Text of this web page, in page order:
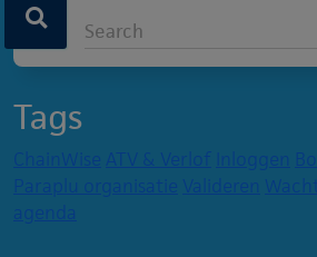
Tags
ChainWise ATV & Verlof Inloggen
Paraplu organisatie Valideren
agenda